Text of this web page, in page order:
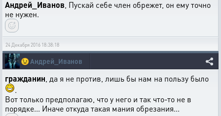
Андрей_Иванов , Пускай себе член обрежет, он ему точно
не нужен.
24 Декабря 2016 18:38:18
😉Андрей_Иванов
гражданин , да я не против, лишь бы нам на пользу было
.
Вот только предполагаю, что у него и так что-то не в
порядке... Иначе откуда такая мания обрезания...